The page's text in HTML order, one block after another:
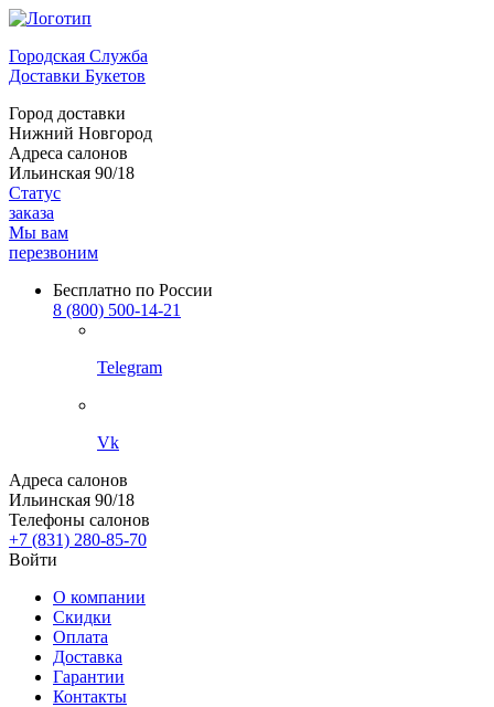
Городская Служба
Доставки Букетов
Город доставки
Нижний Новгород
Адреса салонов
Ильинская 90/18
Статус
заказа
Мы вам
перезвоним
Бесплатно по России
8 (800) 500-14-21
Telegram
Vk
Адреса салонов
Ильинская 90/18
Телефоны салонов
+7 (831) 280-85-70
Войти
О компании
Скидки
Оплата
Доставка
Гарантии
Контакты